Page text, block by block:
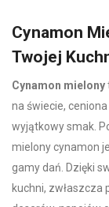
Cynamon
Twojej
Cynamon mielony
na świecie,
wyjątkowy smak.
mielony cynamon
gamy dań. Dzięki
kuchni, zwłaszcza